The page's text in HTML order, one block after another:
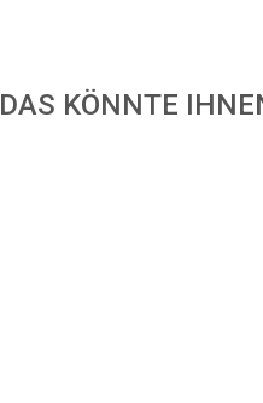
DAS KÖNNTE